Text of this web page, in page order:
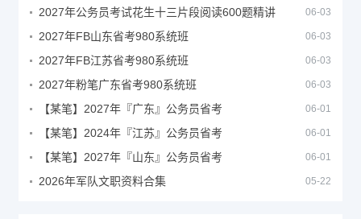
2027年公务员考试花生十三片段阅读600题精讲 06-03
2027年FB山东省考980系统班 06-03
2027年FB江苏省考980系统班 06-03
2027年粉笔广东省考980系统班 06-03
【某笔】2027年『广东』公务员省考 06-01
【某笔】2024年『江苏』公务员省考 06-01
【某笔】2027年『山东』公务员省考 06-01
2026年军队文职资料合集 05-22